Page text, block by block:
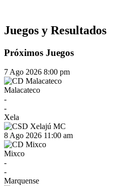
Juegos y Resultados
Próximos Juegos
7 Ago 2026 8:00 pm
Malacateco
-
-
Xela
8 Ago 2026 11:00 am
Mixco
-
-
Marquense